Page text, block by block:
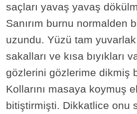
saçları yavaş yavaş
Sanırım burnu normalden
uzundu. Yüzü tam
sakalları ve kısa bıyıkları
gözlerini gözlerime dikmiş
Kollarını masaya koymuş
bitiştirmişti. Dikkatlice onu